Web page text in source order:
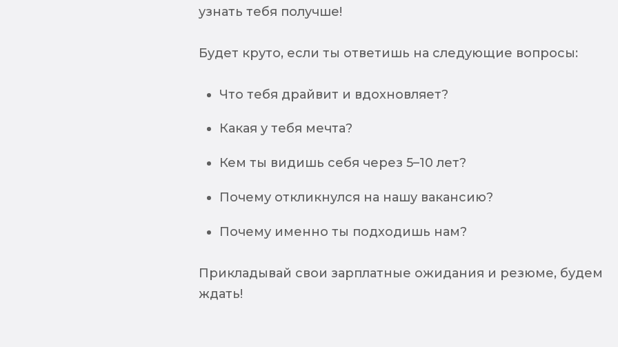
узнать тебя получше!
Будет круто, если ты ответишь на следующие вопросы:
Что тебя драйвит и вдохновляет?
Какая у тебя мечта?
Кем ты видишь себя через 5–10 лет?
Почему откликнулся на нашу вакансию?
Почему именно ты подходишь нам?
Прикладывай свои зарплатные ожидания и резюме, будем
ждать!